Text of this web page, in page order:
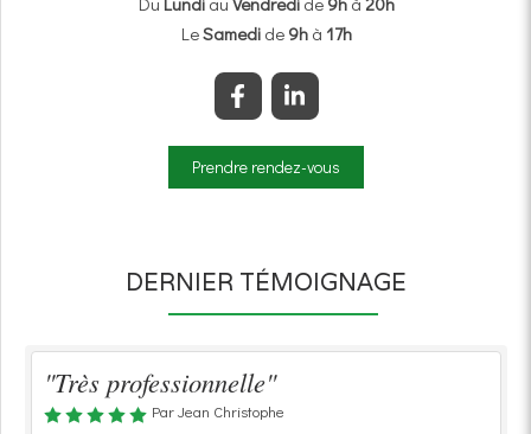
LeSamedide 9hà 17h
Prendre rendez-vous
DERNIER TÉMOIGNAGE
"Très professionnelle"
Par Jean Christophe